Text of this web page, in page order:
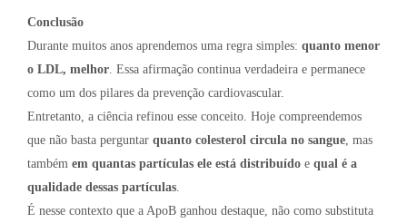
Conclusão
Durante muitos anos aprendemos uma regra simples: quanto menor
o LDL, melhor . Essa afirmação continua verdadeira e permanece
como um dos pilares da prevenção cardiovascular.
Entretanto, a ciência refinou esse conceito. Hoje compreendemos
que não basta perguntar quanto colesterol circula no sangue , mas
também em quantas partículas ele está distribuído e qual é a
qualidade dessas partículas
É nesse contexto que a ApoB ganhou destaque, não como substituta